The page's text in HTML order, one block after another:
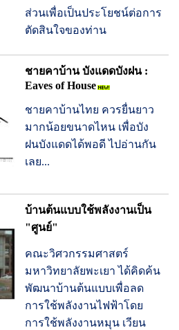
ส่วนเพื่อเป็นประโยชน์ต่อการ
ตัดสินใจของท่าน
ชายคาบ้าน บังแดดบังฝน :
Eaves of House
ชายคาบ้านไทย ควรยื่นยาว
มากน้อยขนาดไหน เพื่อบัง
ฝนบังแดดได้พอดี ไปอ่านกัน
เลย...
บ้านต้นแบบใช้พลังงานเป็น
"ศูนย์"
คณะวิศวกรรมศาสตร์
มหาวิทยาลัยพะเยา ได้คิดค้น
พัฒนาบ้านต้นแบบเพื่อลด
การใช้พลังงานไฟฟ้าโดย
การใช้พลังงานหมุน เวียน